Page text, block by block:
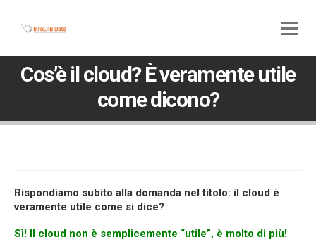
Cos’è il cloud? È veramente utile
come dicono?
Rispondiamo subito alla domanda nel titolo: il cloud è
veramente utile come si dice?
Sì! Il cloud non è semplicemente “utile”, è molto di più!